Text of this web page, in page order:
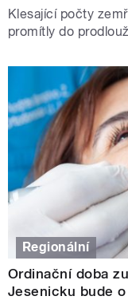
Klesající počty
promítly do
Regionální
Ordinační doba
Jesenicku bude